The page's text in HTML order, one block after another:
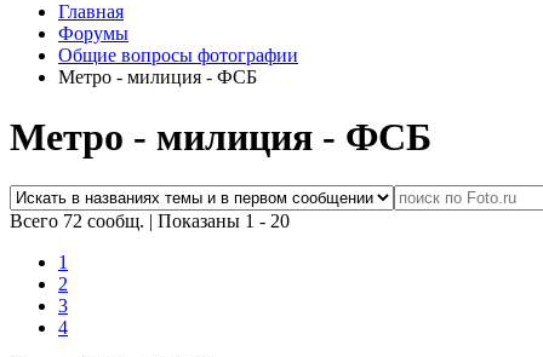
Главная
Форумы
Общие вопросы фотографии
Метро - милиция - ФСБ
Метро - милиция - ФСБ
Всего 72 сообщ. | Показаны 1 - 20
1
2
3
4